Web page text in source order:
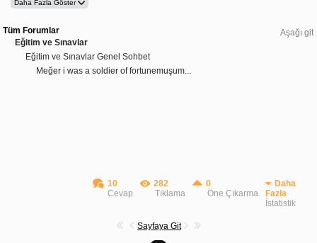
Aşağı git
Tüm Forumlar
Eğitim ve Sınavlar
Eğitim ve Sınavlar Genel Sohbet
Meğer i was a soldier of fortunemuşum...
10
Cevap
282
Tıklama
0
Öne Çıkarma
Daha
Fazla
İstatistik
Sayfaya Git